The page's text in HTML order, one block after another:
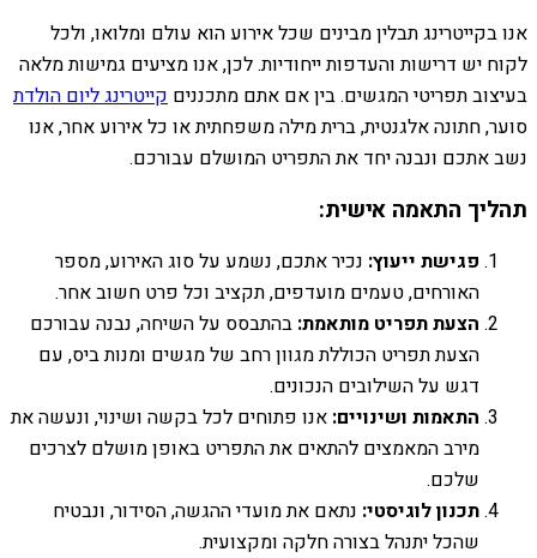
אנו בקייטרינג תבלין מבינים שכל אירוע הוא עולם ומלואו, ולכל
לקוח יש דרישות והעדפות ייחודיות. לכן, אנו מציעים גמישות מלאה
בעיצוב תפריטי המגשים. בין אם אתם מתכננים קייטרינג ליום הולדת
סוער, חתונה אלגנטית, ברית מילה משפחתית או כל אירוע אחר, אנו
נשב אתכם ונבנה יחד את התפריט המושלם עבורכם.
תהליך התאמה אישית:
פגישת ייעוץ: נכיר אתכם, נשמע על סוג האירוע, מספר
האורחים, טעמים מועדפים, תקציב וכל פרט חשוב אחר.
הצעת תפריט מותאמת: בהתבסס על השיחה, נבנה עבורכם
הצעת תפריט הכוללת מגוון רחב של מגשים ומנות ביס, עם
דגש על השילובים הנכונים.
התאמות ושינויים: אנו פתוחים לכל בקשה ושינוי, ונעשה את
מירב המאמצים להתאים את התפריט באופן מושלם לצרכים
שלכם.
תכנון לוגיסטי: נתאם את מועדי ההגשה, הסידור, ונבטיח
שהכל יתנהל בצורה חלקה ומקצועית.